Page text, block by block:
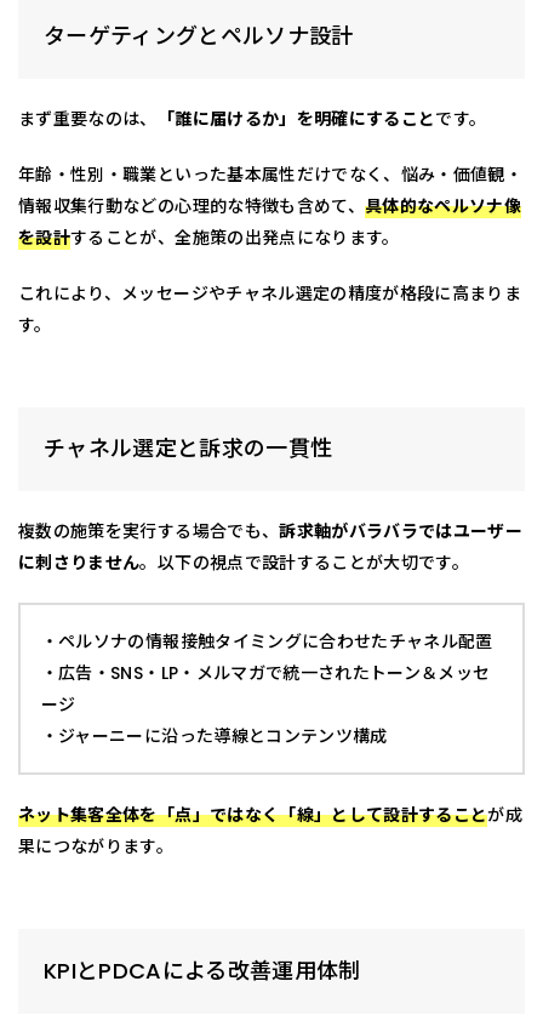
ターゲティングとペルソナ設計
まず重要なのは、 「誰に届けるか」を明確にすることです。
年齢・性別・職業といった基本属性だけでなく、悩み・価値観・
情報収集行動などの心理的な特徴も含めて、具体的なペルソナ像
を設計することが、全施策の出発点になります。
これにより、メッセージやチャネル選定の精度が格段に高まりま
す。
チャネル選定と訴求の一貫性
複数の施策を実行する場合でも、訴求軸がバラバラではユーザー
に刺さりません。以下の視点で設計することが大切です。
・ペルソナの情報接触タイミングに合わせたチャネル配置
・広告・SNS・LP・メルマガで統一されたトーン＆メッセ
ージ
・ジャーニーに沿った導線とコンテンツ構成
ネット集客全体を「点」ではなく「線」として設計することが成
果につながります。
KPIとPDCAによる改善運用体制